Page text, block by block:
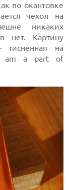
по окантовке
чехол на
никаких
нет. Картину
на
am a part of